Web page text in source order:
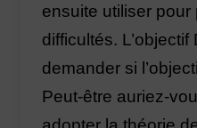
ensuite utiliser
difficultés. L’objectif
demander si
Peut-être auriez-